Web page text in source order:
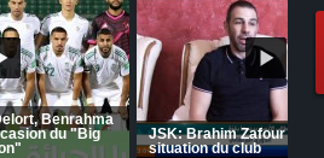
12:39 - 2022/11/06
Real : Les dirigeants veulent le
départ d'Hazard cet hiver
Le message de Delort, Benrahma
et Belkebla à l'occasion du "Big
Day de vaccination"